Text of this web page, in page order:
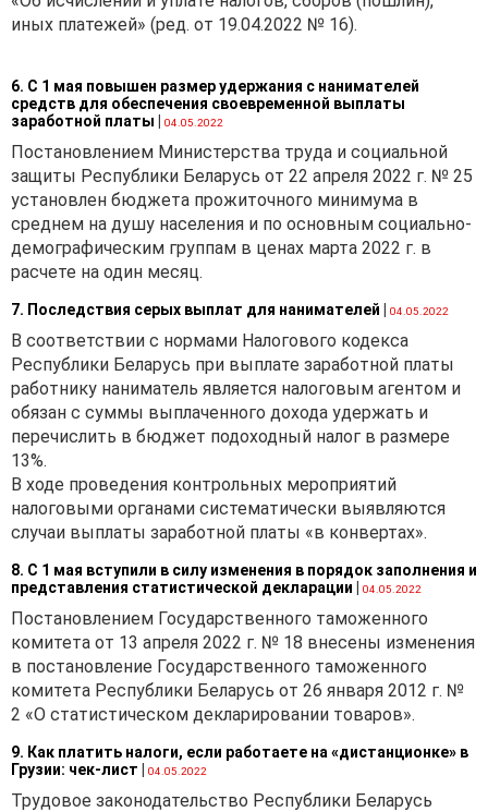
иных платежей» (ред. от 19.04.2022 № 16).
6. С 1 мая повышен размер удержания с нанимателей
средств для обеспечения своевременной выплаты
заработной платы
04.05.2022
Постановлением Министерства труда и социальной
защиты Республики Беларусь от 22 апреля 2022 г. № 25
установлен бюджета прожиточного минимума в
среднем на душу населения и по основным социально-
демографическим группам в ценах марта 2022 г. в
расчете на один месяц.
7. Последствия серых выплат для нанимателей 04.05.2022
В соответствии с нормами Налогового кодекса
Республики Беларусь при выплате заработной платы
работнику наниматель является налоговым агентом и
обязан с суммы выплаченного дохода удержать и
перечислить в бюджет подоходный налог в размере
13%.
В ходе проведения контрольных мероприятий
налоговыми органами систематически выявляются
случаи выплаты заработной платы «в конвертах».
8. С 1 мая вступили в силу изменения в порядок заполнения и
представления статистической декларации
04.05.2022
Постановлением Государственного таможенного
комитета от 13 апреля 2022 г. № 18 внесены изменения
в постановление Государственного таможенного
комитета Республики Беларусь от 26 января 2012 г. №
2 «О статистическом декларировании товаров».
9. Как платить налоги, если работаете на «дистанционке» в
Грузии: чек-лист
04.05.2022
Трудовое законодательство Республики Беларусь